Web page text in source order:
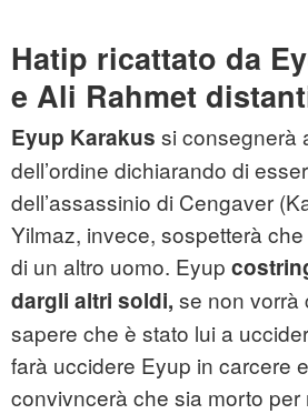
Hatip ricattato da
e Ali Rahmet
Eyup Karakus si consegnerà
dell’ordine dichiarando di
dell’assassinio di Cengaver
Yilmaz, invece, sospetterà
di un altro uomo. Eyup
dargli altri soldi, se non vorrà
sapere che è stato lui a
farà uccidere Eyup in carcere
convivncerà che sia morto per